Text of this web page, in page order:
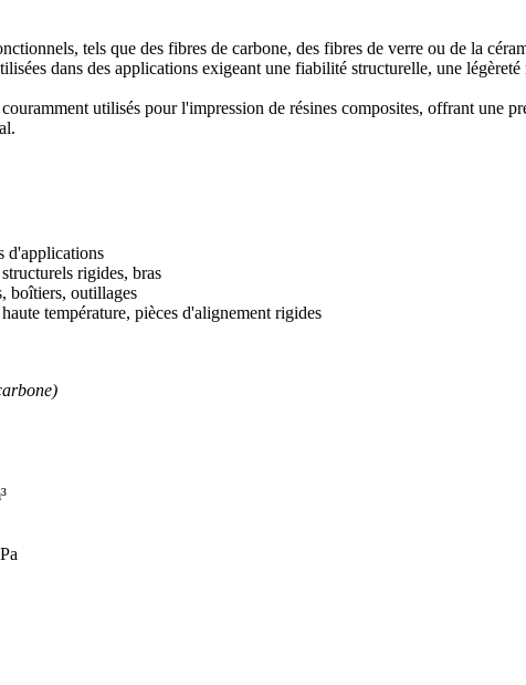
tels que des fibres de carbone, des fibres de verre ou de la
dans des applications exigeant une fiabilité structurelle, une
utilisés pour l'impression de résines composites, offrant une
d'applications
rigides, bras
boîtiers, outillages
température, pièces d'alignement rigides